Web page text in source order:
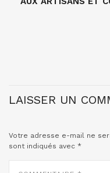
LAISSER UN
Votre adresse e-mail ne
sont indiqués avec *